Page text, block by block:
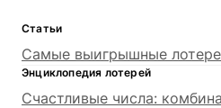
Статьи
Самые выигрышные
Энциклопедия лотерей
Счастливые числа: